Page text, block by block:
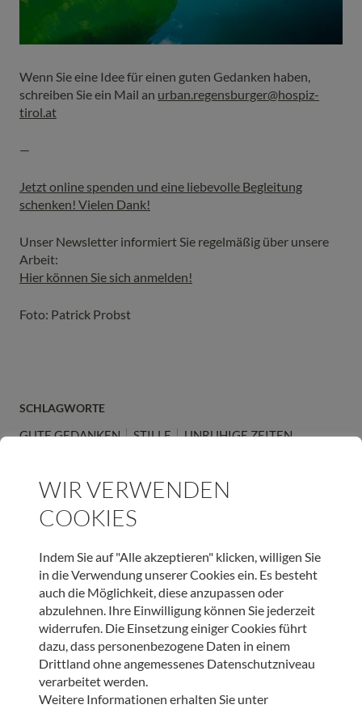
Wenn Sie eine Idee für einen guten Gedanken haben,
schreiben Sie ein Mail an urban.regensburger@hospiz-
tirol.at
—
Jetzt online spenden und eine liebevolle Begleitung
schenken! Vielen Dank!
Unser Newsletter informiert Sie regelmäßig über unsere
Arbeit:
Hier können Sie sich anmelden!
Foto: Patrick Probst
SCHLAGWORTE
GUTE GEDANKEN STILLE UNRUHIGE ZEITEN
JETZT ONLINE SPENDEN & LIEBEVOLLE BEGLEITUNG
SCHENKEN
SPENDEN
WIR VERWENDEN
COOKIES
Indem Sie auf "Alle akzeptieren" klicken, willigen Sie
in die Verwendung unserer Cookies ein. Es besteht
auch die Möglichkeit, diese anzupassen oder
abzulehnen. Ihre Einwilligung können Sie jederzeit
widerrufen. Die Einsetzung einiger Cookies führt
dazu, dass personenbezogene Daten in einem
Drittland ohne angemessenes Datenschutzniveau
verarbeitet werden.
Weitere Informationen erhalten Sie unter